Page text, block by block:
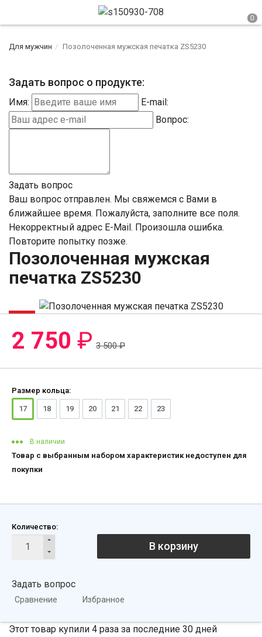
Для мужчин Позолоченная мужская печатка ZS5230
Задать вопрос о продукте:
Имя:
E-mail:
Вопрос:
Задать вопрос
Ваш вопрос отправлен. Мы свяжемся с Вами в
ближайшее время. Пожалуйста, заполните все поля.
Некорректный адрес E-Mail. Произошла ошибка.
Повторите попытку позже.
Позолоченная мужская
печатка ZS5230
-22%
2 750 ₽ 3 500₽
Размер кольца:
17 18 19 20 21 22 23
В наличии
Товар с выбранным набором характеристик недоступен для
покупки
Количество:
В корзину
Задать вопрос
Сравнение Избранное
Этот товар купили 4 раза за последние 30 дней